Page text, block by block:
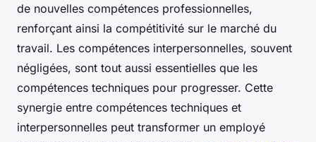
de nouvelles compétences professionnelles,
renforçant ainsi la compétitivité sur le marché du
travail. Les compétences interpersonnelles, souvent
négligées, sont tout aussi essentielles que les
compétences techniques pour progresser. Cette
synergie entre compétences techniques et
interpersonnelles peut transformer un employé